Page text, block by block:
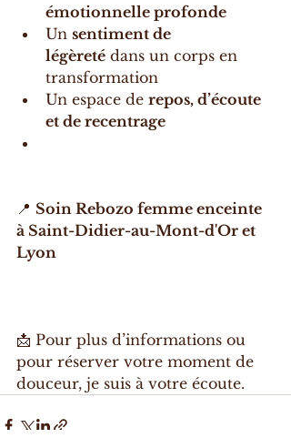
émotionnelle profonde
Un sentiment de
légèreté dans un corps en
transformation
Un espace de repos, d’écoute
et de recentrage
📍 Soin Rebozo femme enceinte
à Saint-Didier-au-Mont-d'Or et
Lyon
📩 Pour plus d’informations ou
pour réserver votre moment de
douceur, je suis à votre écoute.